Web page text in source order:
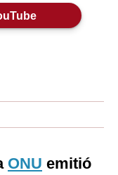
ONU emitió